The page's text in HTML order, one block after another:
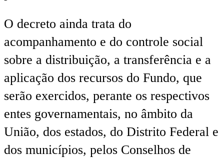
O decreto ainda trata do
acompanhamento e do controle social
sobre a distribuição, a transferência e a
aplicação dos recursos do Fundo, que
serão exercidos, perante os respectivos
entes governamentais, no âmbito da
União, dos estados, do Distrito Federal e
dos municípios, pelos Conselhos de